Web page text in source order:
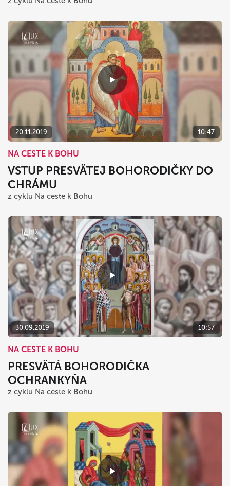
20.11.2019 10:47
NA CESTE K BOHU
VSTUP PRESVÄTEJ BOHORODIČKY DO
CHRÁMU
z cyklu Na ceste k Bohu
30.09.2019 10:57
NA CESTE K BOHU
PRESVÄTÁ BOHORODIČKA
OCHRANKYŇA
z cyklu Na ceste k Bohu